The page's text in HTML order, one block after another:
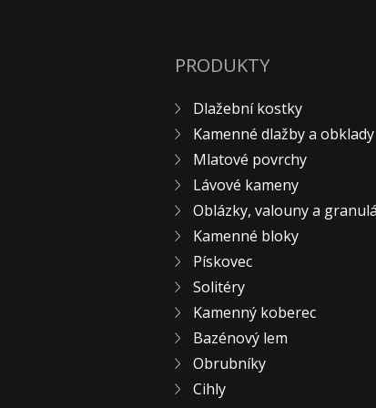
PRODUKTY
Dlažební kostky
Kamenné dlažby a obklady
Mlatové povrchy
Lávové kameny
Oblázky, valouny a
Kamenné bloky
Pískovec
Solitéry
Kamenný koberec
Bazénový lem
Obrubníky
Cihly